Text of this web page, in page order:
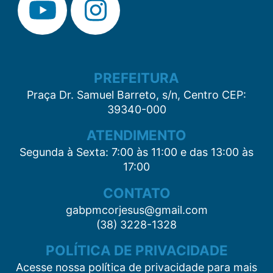
PREFEITURA
Praça Dr. Samuel Barreto, s/n, Centro CEP:
39340-000
ATENDIMENTO
Segunda à Sexta: 7:00 às 11:00 e das 13:00 às
17:00
CONTATO
gabpmcorjesus@gmail.com
(38) 3228-1328
POLÍTICA DE PRIVACIDADE
Acesse nossa política de privacidade para mais